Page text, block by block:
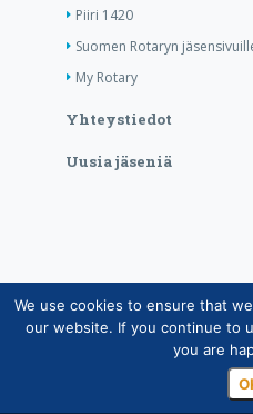
Piiri 1420
Suomen Rotaryn
My Rotary
Yhteystiedot
Uusia jäseniä
Copyright © Suomen
Jäsentietojärjestelmän
käsittely
We use cookies to ensure that
our website. If you continue to
you are